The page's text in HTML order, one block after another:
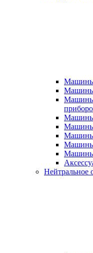
Машины
Машины
Машины
Машины
Машины
Машины
Машины
Машины
Нейтральное